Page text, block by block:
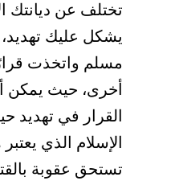
تختلف عن ديانتك
يشكل عليك
مسلم واتخذت قرارً
أخرى، حيث يمكن
القرار في تهديد
الإسلام الذي
تستحق عقوبة